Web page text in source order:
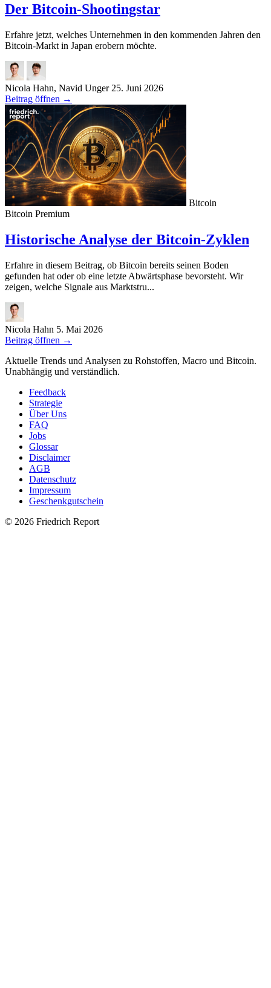
Der Bitcoin-Shootingstar
Erfahre jetzt, welches Unternehmen in den kommenden Jahren den
Bitcoin-Markt in Japan erobern möchte.
Nicola Hahn, Navid Unger 25. Juni 2026
Beitrag öffnen →
Bitcoin
Bitcoin Premium
Historische Analyse der Bitcoin-Zyklen
Erfahre in diesem Beitrag, ob Bitcoin bereits seinen Boden
gefunden hat oder ob eine letzte Abwärtsphase bevorsteht. Wir
zeigen, welche Signale aus Marktstru...
Nicola Hahn 5. Mai 2026
Beitrag öffnen →
Aktuelle Trends und Analysen zu Rohstoffen, Macro und Bitcoin.
Unabhängig und verständlich.
Feedback
Strategie
Über Uns
FAQ
Jobs
Glossar
Disclaimer
AGB
Datenschutz
Impressum
Geschenkgutschein
© 2026 Friedrich Report